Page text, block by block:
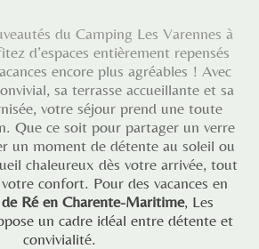
du Camping Les Varennes à
d’espaces entièrement repensés
encore plus agréables ! Avec
sa terrasse accueillante et sa
votre séjour prend une toute
Que ce soit pour partager un verre
un moment de détente au soleil ou
chaleureux dès votre arrivée, tout
confort. Pour des vacances en
Ré en Charente-Maritime, Les
un cadre idéal entre détente et
convivialité.